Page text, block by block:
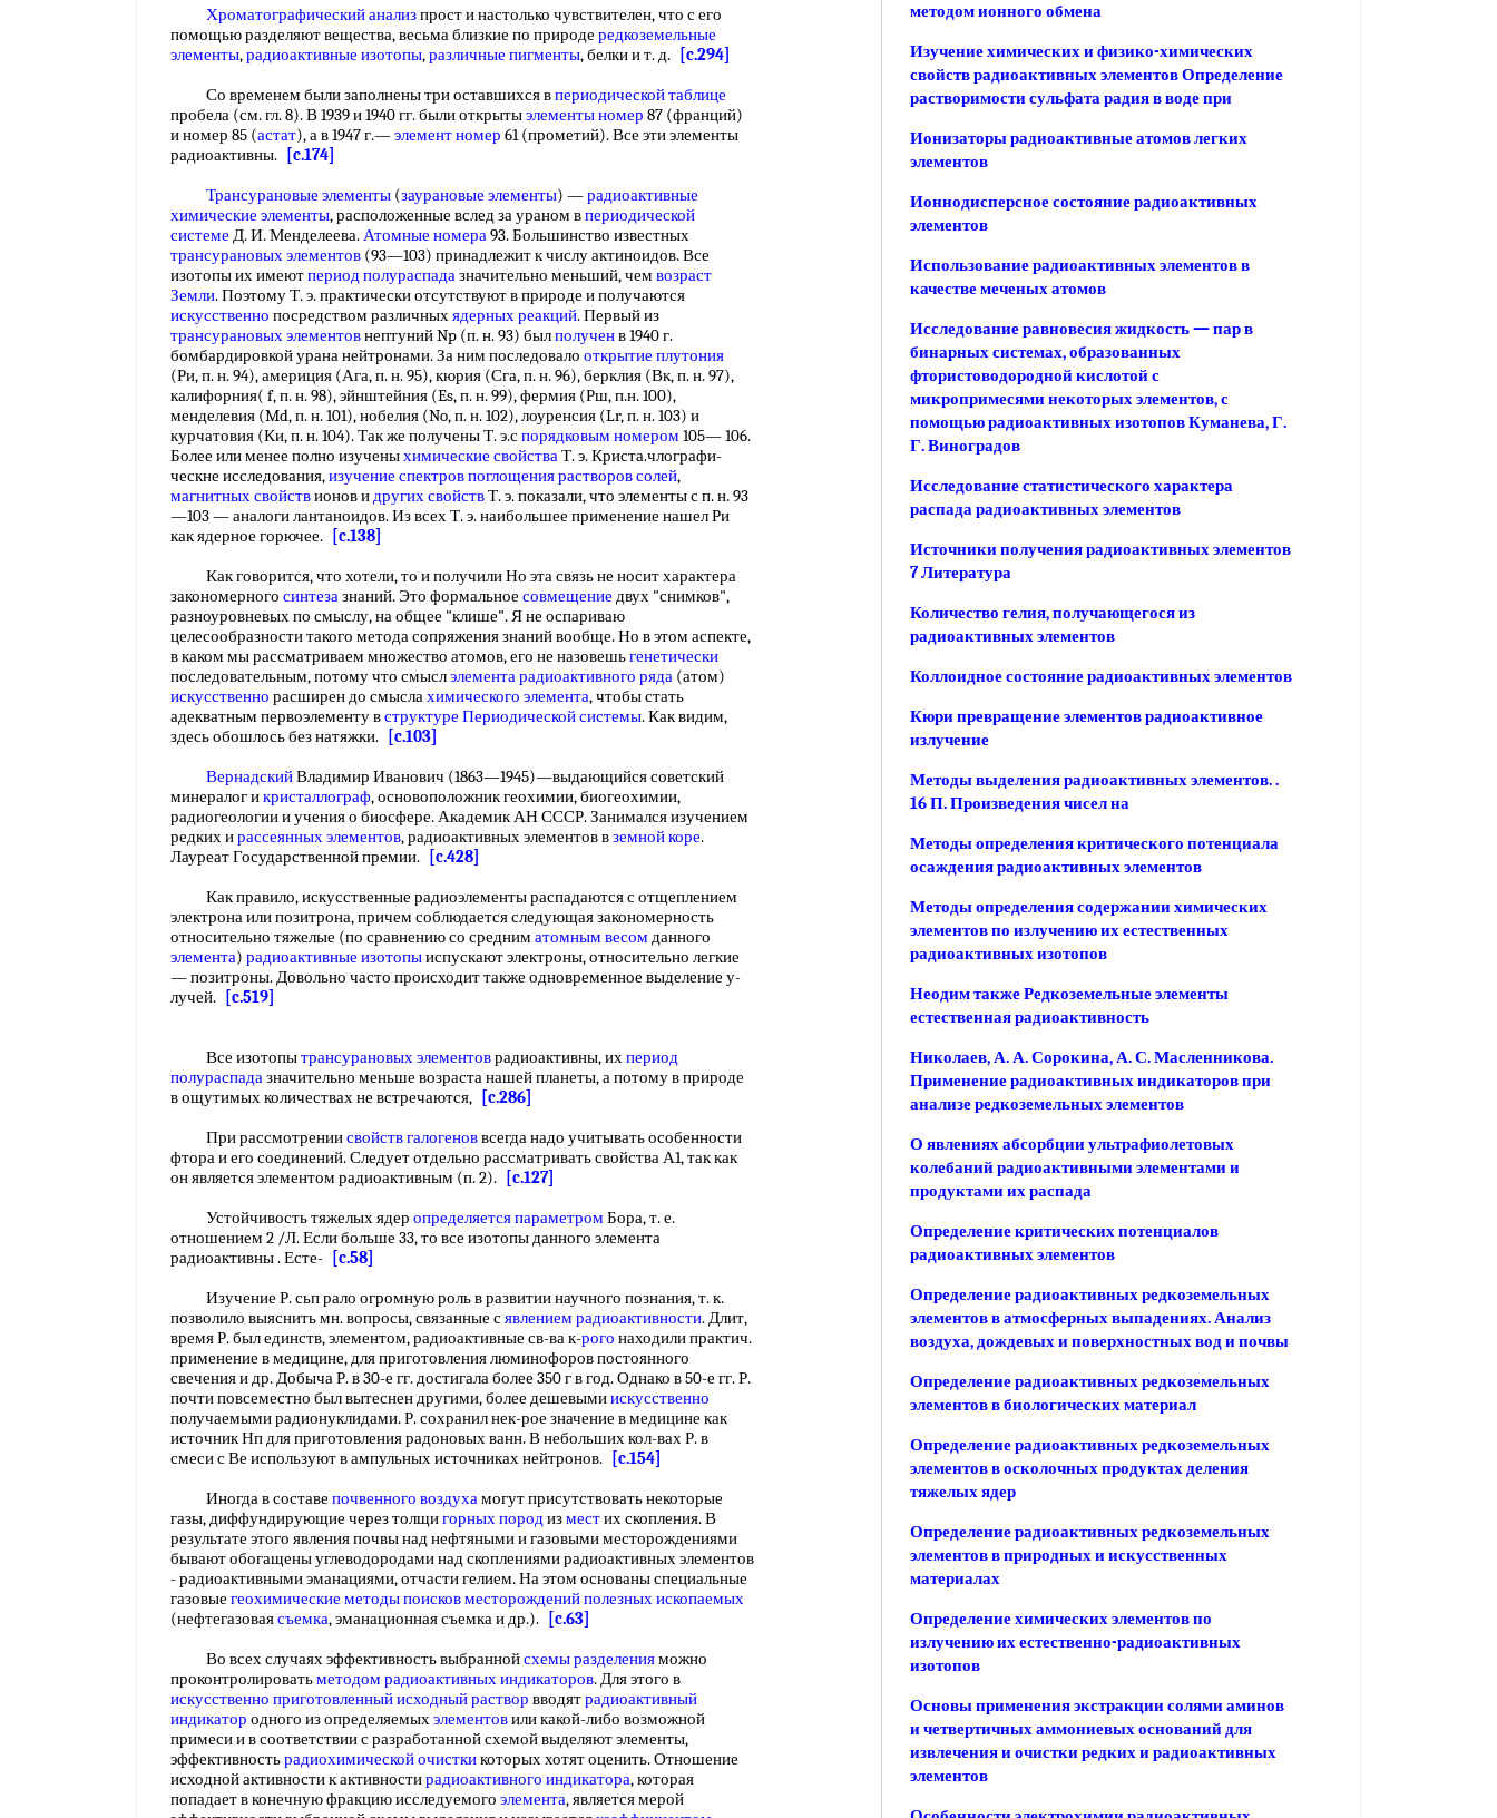
Хроматографический анализпрост и настолько чувствителен, что с его
помощью разделяют вещества, весьма близкие по природе редкоземельные
элементы,радиоактивные изотопы,различные пигменты, белки и т. д.
[c.294]
Со временем были заполнены три оставшихся впериодической таблице
пробела (см. гл. 8). В 1939 и 1940 гг. были открытыэлементы номер 87 (франций)
и номер 85 (астат), а в 1947 г.—элемент номер 61 (прометий). Все эти элементы
радиоактивны.
[c.174]
Трансурановые элементы (заурановые элементы) —радиоактивные
химические элементы, расположенные вслед за ураном впериодической
системе Д. И. Менделеева.Атомные номера93. Большинство известных
трансурановых элементов (93—103) принадлежит к числу актиноидов. Все
изотопы их имеютпериод полураспадазначительно меньший, чем возраст
Земли. Поэтому Т. э. практически отсутствуют в природе и получаются
искусственно посредством различныхядерных реакций. Первый из
трансурановых элементовнептуний Np (п. н. 93) былполученв 1940 г.
бомбардировкой урана нейтронами. За ним последовало открытие плутония
(Ри, п. н. 94), америция (Ага, п. н. 95), кюрия (Сга, п. н. 96), берклия (Вк, п. н. 97),
калифорния( f, п. н. 98), эйнштейния (Es, п. н. 99), фермия (Рш, п.н. 100),
менделевия (Md, п. н. 101), нобелия (No, п. н. 102), лоуренсия (Lr, п. н. 103) и
курчатовия (Ки, п. н. 104). Так же получены Т. э.спорядковым номером 105— 106.
Более или менее полно изученыхимические свойстваТ. э. Криста.члографи-
ческне исследования,изучение спектров поглощениярастворов солей,
магнитных свойствионов идругих свойствТ. э. показали, что элементы с п. н. 93
—103 — аналоги лантаноидов. Из всех Т. э. наибольшее применение нашел Ри
как ядерное горючее.
[c.138]
Как говорится, что хотели, то и получили Но эта связь не носит характера
закономерного синтезазнаний. Это формальное совмещение двух "снимков",
разноуровневых по смыслу, на общее "клише". Я не оспариваю
целесообразности такого метода сопряжения знаний вообще. Но в этом аспекте,
в каком мы рассматриваем множество атомов, его не назовешьгенетически
последовательным, потому что смыслэлемента радиоактивного ряда (атом)
искусственно расширен до смыслахимического элемента, чтобы стать
адекватным первоэлементу вструктуре Периодической системы. Как видим,
здесь обошлось без натяжки.
[c.103]
ВернадскийВладимир Иванович (1863—1945)—выдающийся советский
минералог икристаллограф, основоположник геохимии, биогеохимии,
радиогеологии и учения о биосфере. Академик АН СССР. Занимался изучением
редких ирассеянных элементов, радиоактивных элементов вземной коре.
Лауреат Государственной премии.
[c.428]
Как правило, искусственные радиоэлементы распадаются с отщеплением
электрона или позитрона, причем соблюдается следующая закономерность
относительно тяжелые (по сравнению со средним атомным весом данного
элемента) радиоактивные изотопыиспускают электроны, относительно легкие
— позитроны. Довольно часто происходит также одновременное выделение у-
лучей.
[c.519]
Все изотопытрансурановых элементоврадиоактивны, ихпериод
полураспадазначительно меньше возраста нашей планеты, а потому в природе
в ощутимых количествах не встречаются,
[c.286]
При рассмотрениисвойств галогеноввсегда надо учитывать особенности
фтора и его соединений. Следует отдельно рассматривать свойства А1, так как
он является элементом радиоактивным (п. 2).
[c.127]
Устойчивость тяжелых ядер определяется параметром Бора, т. е.
отношением 2 /Л. Если больше 33, то все изотопы данного элемента
радиоактивны . Есте-
[c.58]
Изучение Р. сьп рало огромную роль в развитии научного познания, т. к.
позволило выяснить мн. вопросы, связанные сявлением радиоактивности. Длит,
время Р. был единств, элементом, радиоактивные св-ва к-рого находили практич.
применение в медицине, для приготовления люминофоров постоянного
свечения и др. Добыча Р. в 30-е гг. достигала более 350 г в год. Однако в 50-е гг. Р.
почти повсеместно был вытеснен другими, более дешевымиискусственно
получаемыми радионуклидами. Р. сохранил нек-рое значение в медицине как
источник Нп для приготовления радоновых ванн. В небольших кол-вах Р. в
смеси с Ве используют в ампульных источниках нейтронов.
[c.154]
Иногда в составе почвенного воздухамогут присутствовать некоторые
газы, диффундирующие через толщигорных породизместих скопления. В
результате этого явления почвы над нефтяными и газовыми месторождениями
бывают обогащены углеводородами над скоплениями радиоактивных элементов
- радиоактивными эманациями, отчасти гелием. На этом основаны специальные
газовые геохимические методы поисковместорождений полезных ископаемых
(нефтегазоваясъемка, эманационная съемка и др.).
[c.63]
Во всех случаях эффективность выбраннойсхемы разделенияможно
проконтролироватьметодом радиоактивных индикаторов. Для этого в
искусственно приготовленный исходный раствор вводятрадиоактивный
индикатор одного из определяемыхэлементовили какой-либо возможной
примеси и в соответствии с разработанной схемой выделяют элементы,
эффективностьрадиохимической очисткикоторых хотят оценить. Отношение
исходной активности к активностирадиоактивного индикатора, которая
попадает в конечную фракцию исследуемого элемента, является мерой
методом ионного обмена
Изучение химических и физико-химических
свойств радиоактивных элементов Определение
растворимости сульфата радия в воде при
Ионизаторы радиоактивные атомов легких
элементов
Ионнодисперсное состояние радиоактивных
элементов
Использование радиоактивных элементов в
качестве меченых атомов
Исследование равновесия жидкость — пар в
бинарных системах, образованных
фтористоводородной кислотой с
микропримесями некоторых элементов, с
помощью радиоактивных изотопов Куманева, Г.
Г. Виноградов
Исследование статистического характера
распада радиоактивных элементов
Источники получения радиоактивных элементов
7 Литература
Количество гелия, получающегося из
радиоактивных элементов
Коллоидное состояние радиоактивных элементов
Кюри превращение элементов радиоактивное
излучение
Методы выделения радиоактивных элементов. .
16 П. Произведения чисел на
Методы определения критического потенциала
осаждения радиоактивных элементов
Методы определения содержании химических
элементов по излучению их естественных
радиоактивных изотопов
Неодим также Редкоземельные элементы
естественная радиоактивность
Николаев, А. А. Сорокина, А. С. Масленникова.
Применение радиоактивных индикаторов при
анализе редкоземельных элементов
О явлениях абсорбции ультрафиолетовых
колебаний радиоактивными элементами и
продуктами их распада
Определение критических потенциалов
радиоактивных элементов
Определение радиоактивных редкоземельных
элементов в атмосферных выпадениях. Анализ
воздуха, дождевых и поверхностных вод и почвы
Определение радиоактивных редкоземельных
элементов в биологических материал
Определение радиоактивных редкоземельных
элементов в осколочных продуктах деления
тяжелых ядер
Определение радиоактивных редкоземельных
элементов в природных и искусственных
материалах
Определение химических элементов по
излучению их естественно-радиоактивных
изотопов
Основы применения экстракции солями аминов
и четвертичных аммониевых оснований для
извлечения и очистки редких и радиоактивных
элементов